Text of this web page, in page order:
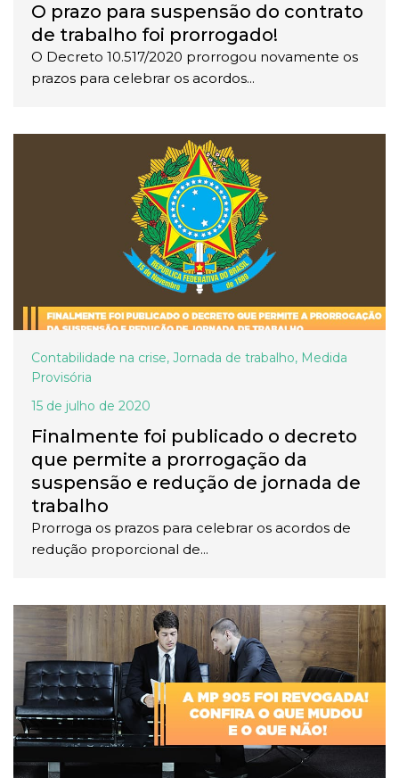
O prazo para suspensão do contrato
de trabalho foi prorrogado!
O Decreto 10.517/2020 prorrogou novamente os
prazos para celebrar os acordos...
Contabilidade na crise, Jornada de trabalho, Medida
Provisória
15 de julho de 2020
Finalmente foi publicado o decreto
que permite a prorrogação da
suspensão e redução de jornada de
trabalho
Prorroga os prazos para celebrar os acordos de
redução proporcional de...